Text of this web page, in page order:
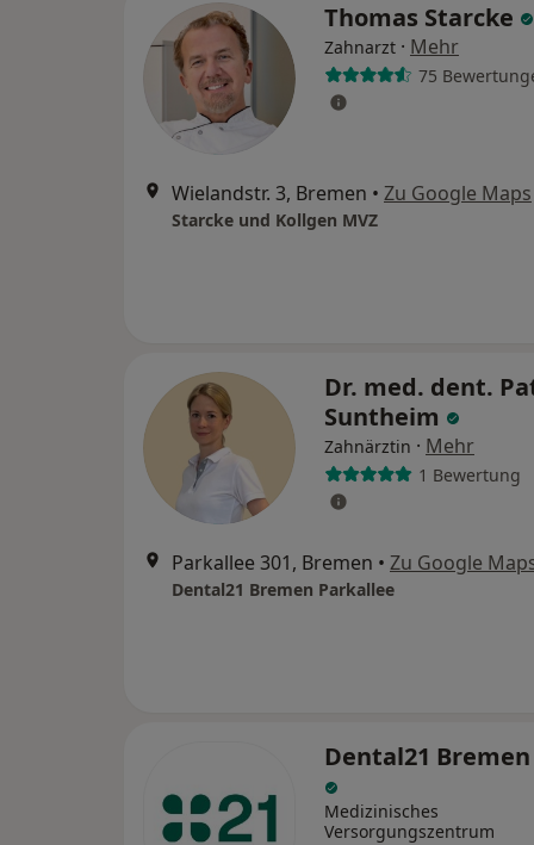
Thomas Starcke
Zahnarzt · Mehr
75
Wielandstr. 3, Bremen • Zu Google Maps
Starcke und Kollgen MVZ
Dr. med. dent.
Suntheim
Zahnärztin · Mehr
1 Bewertung
Parkallee 301, Bremen • Zu Google
Dental21 Bremen Parkallee
Dental21
Medizinisches
Versorgungszentrum